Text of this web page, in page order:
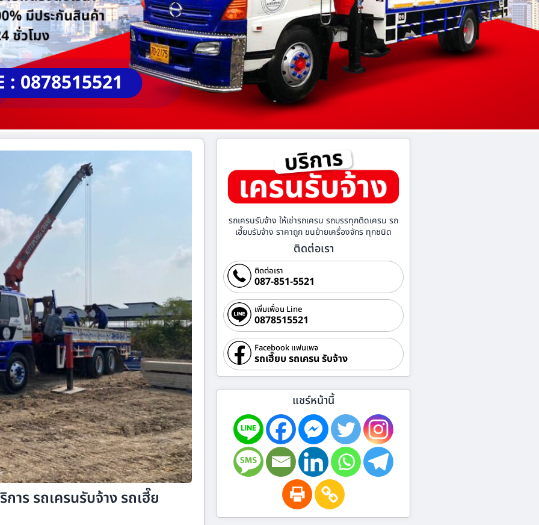
: 0878515521
าร รถเครนรับจ้าง รถเฮี๊ย
รถเครนรับจ้าง ให้เช่ารถเครน รถบรรทุกติดเครน รถ
เฮี๊ยบรับจ้าง ราคาถูก ขนย้ายเครื่องจักร ทุกชนิด
ติดต่อเรา
ติดต่อเรา
087-851-5521
เพิ่มเพื่อน Line
0878515521
Facebook แฟนเพจ
รถเฮี๊ยบ รถเครน รับจ้าง
แชร์หน้านี้